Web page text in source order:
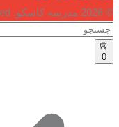
© 2026 مدرسه کاسکو. All rights reserved
0